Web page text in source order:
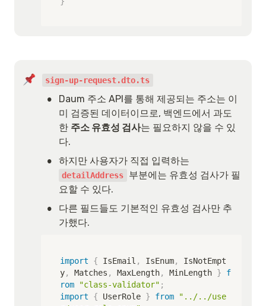
sign-up-request.dto.ts
•
Daum 주소 API를 통해 제공되는 주소는 이
미 검증된 데이터이므로, 백엔드에서 과도
한 주소 유효성 검사는 필요하지 않을 수 있
다.
•
detailAddress
부분에는 유효성 검사가 필
요할 수 있다.
•
다른 필드들도 기본적인 유효성 검사만 추
가했다.
import { IsEmail , IsEnum,
IsNotEmpt
y, Matches , MaxLength, MinLength }
f
rom
"class-validator" ;
import
{ UserRole } from
"../../use